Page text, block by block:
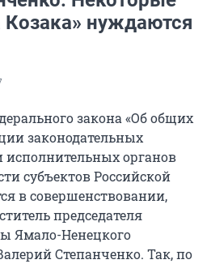
нуждаются
закона «Об общих
законодательных
исполнительных органов
субъектов Российской
в совершенствовании,
председателя
Ямало-Ненецкого
Степанченко. Так, по